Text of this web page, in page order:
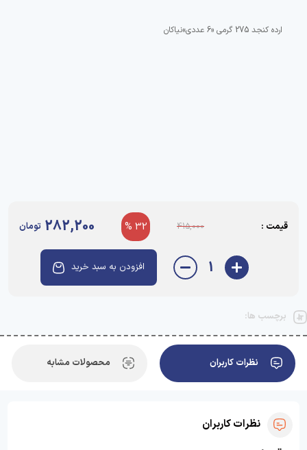
ارده کنجد 275 گرمی «6 عددی»نیاکان
قیمت : 415,000
32 %
282,200 تومان
1 افزودن به سبد خرید
برچسب ها:
نظرات کاربران محصولات مشابه
نظرات کاربران